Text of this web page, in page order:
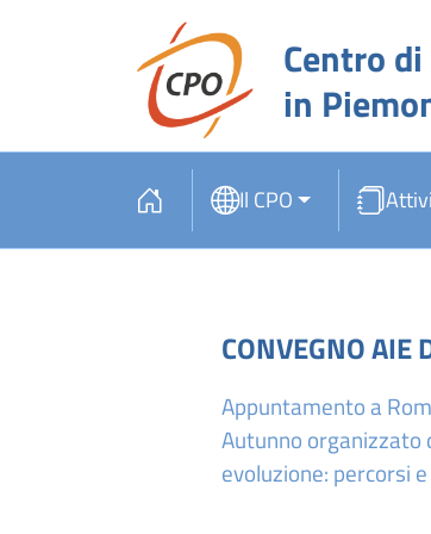
Centro
in
Il CPO
CONVEGNO
Appuntamento a
Autunno organizzato
evoluzione: percorsi